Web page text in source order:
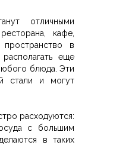
отличными
кафе,
пространство в
еще
блюда. Эти
стали и могут
расходуются:
с большим
в таких